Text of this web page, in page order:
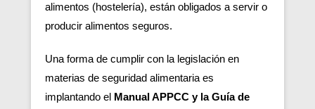
alimentos (hostelería), están obligados a servir o
producir alimentos seguros.
Una forma de cumplir con la legislación en
materias de seguridad alimentaria es
implantando el Manual APPCC y la Guía de